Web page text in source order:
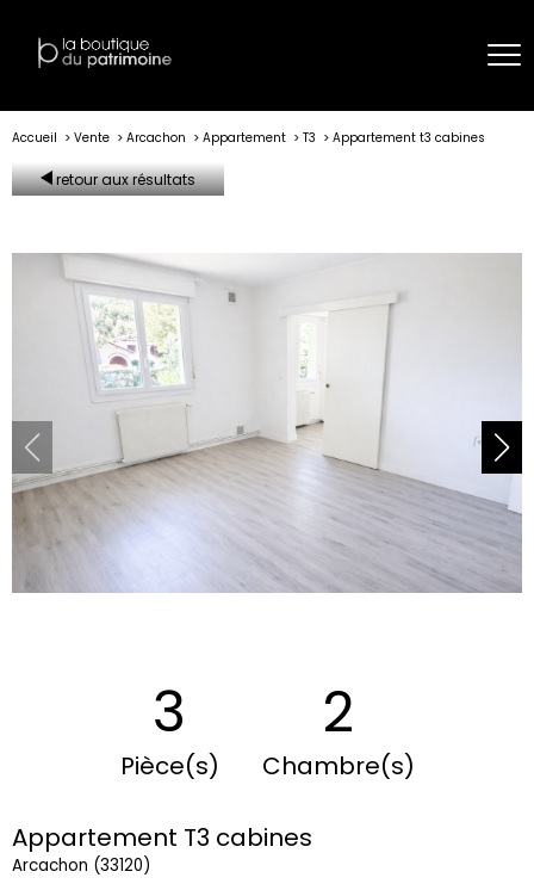
Accueil Vente Arcachon Appartement T3 Appartement t3 cabines
retour aux résultats
3
Pièce(s)
2
Chambre(s)
Appartement T3 cabines
Arcachon (33120)